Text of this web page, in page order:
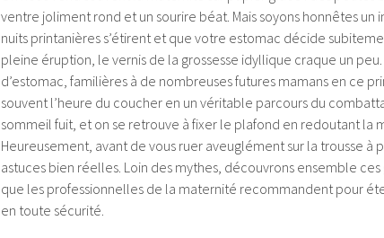
ventre joliment rond et un sourire béat. Mais soyons honnêtes un
nuits printanières s’étirent et que votre estomac décide
pleine éruption, le vernis de la grossesse idyllique craque un
d’estomac, familières à de nombreuses futures mamans en ce
souvent l’heure du coucher en un véritable parcours du
sommeil fuit, et on se retrouve à fixer le plafond en redoutant la
Heureusement, avant de vous ruer aveuglément sur la trousse à
astuces bien réelles. Loin des mythes, découvrons ensemble
que les professionnelles de la maternité recommandent pour
en toute sécurité.